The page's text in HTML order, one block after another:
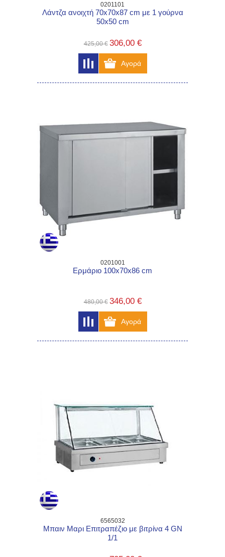
0201101
Λάντζα ανοιχτή 70x70x87 cm με 1 γούρνα
50x50 cm
425,00 € 306,00 €
0201001
Ερμάριο 100x70x86 cm
480,00 € 346,00 €
6565032
Μπαιν Μαρι Επιτραπέζιο με βιτρίνα 4 GN
1/1